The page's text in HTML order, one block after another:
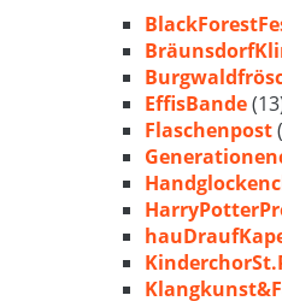
EffisBande
Flaschenpost